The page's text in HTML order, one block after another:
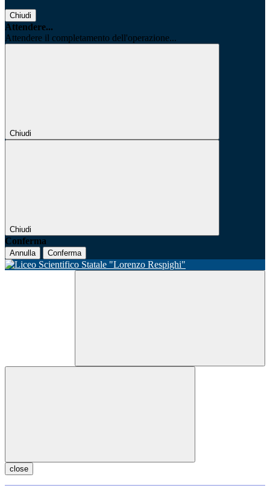
Chiudi
Attendere...
Attendere il completamento dell'operazione...
Chiudi
Chiudi
Conferma
Annulla Conferma
close